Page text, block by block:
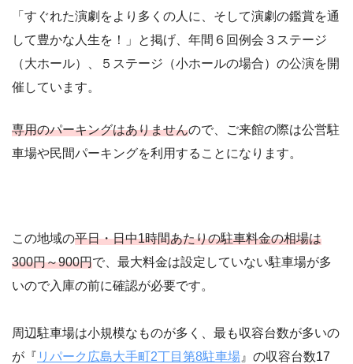
「すぐれた演劇をより多くの人に、そして演劇の鑑賞を通
して豊かな人生を！」と掲げ、年間６回例会３ステージ
（大ホール）、５ステージ（小ホールの場合）の公演を開
催しています。
専用のパーキングはありませんので、ご来館の際は公営駐
車場や民間パーキングを利用することになります。
この地域の平日・日中1時間あたりの駐車料金の相場は
300円～900円で、最大料金は設定していない駐車場が多
いので入庫の前に確認が必要です。
周辺駐車場は小規模なものが多く、最も収容台数が多いの
が『 リパーク広島大手町2丁目第8駐車場 』の収容台数17